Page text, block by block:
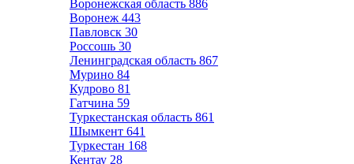
Воронежская область 886
Воронеж 443
Павловск 30
Россошь 30
Ленинградская область 867
Мурино 84
Кудрово 81
Гатчина 59
Туркестанская область 861
Шымкент 641
Туркестан 168
Кентау 28